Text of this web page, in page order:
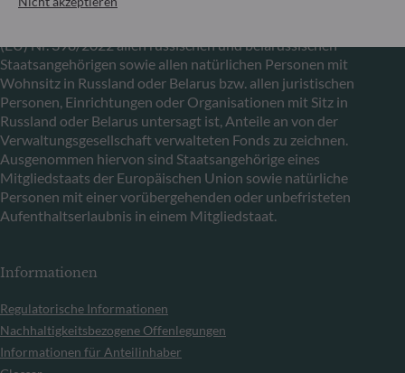
Sanktionen informieren wir Sie darüber, dass es gemäß den
(EU) Nr. 398/2022 allen russischen und belarussischen
Staatsangehörigen sowie allen natürlichen Personen mit
Wohnsitz in Russland oder Belarus bzw. allen juristischen
Personen, Einrichtungen oder Organisationen mit Sitz in
Russland oder Belarus untersagt ist, Anteile an von der
Verwaltungsgesellschaft verwalteten Fonds zu zeichnen.
Ausgenommen hiervon sind Staatsangehörige eines
Mitgliedstaats der Europäischen Union sowie natürliche
Personen mit einer vorübergehenden oder unbefristeten
Aufenthaltserlaubnis in einem Mitgliedstaat.
Informationen
Regulatorische Informationen
Nachhaltigkeitsbezogene Offenlegungen
Informationen für Anteilinhaber